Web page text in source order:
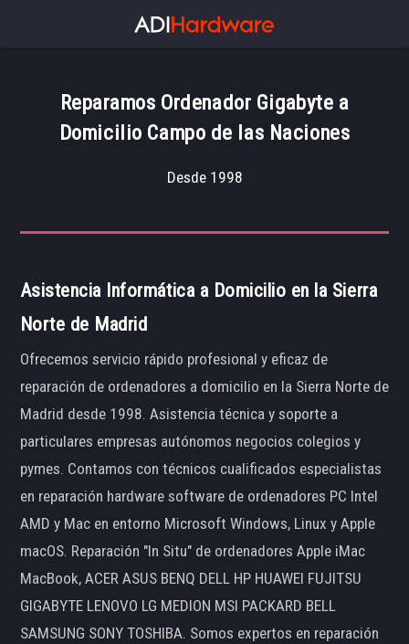
Reparamos Ordenador Gigabyte a
Domicilio Campo de las Naciones
Desde 1998
Asistencia Informática a Domicilio en la Sierra
Norte de Madrid
Ofrecemos servicio rápido profesional y eficaz de
reparación de ordenadores a domicilio en la Sierra Norte de
Madrid desde 1998. Asistencia técnica y soporte a
particulares empresas autónomos negocios colegios y
pymes. Contamos con técnicos cualificados especialistas
en reparación hardware software de ordenadores PC Intel
AMD y Mac en entorno Microsoft Windows, Linux y Apple
macOS. Reparación "In Situ" de ordenadores Apple iMac
MacBook, ACER ASUS BENQ DELL HP HUAWEI FUJITSU
GIGABYTE LENOVO LG MEDION MSI PACKARD BELL
SAMSUNG SONY TOSHIBA. Somos expertos en reparación